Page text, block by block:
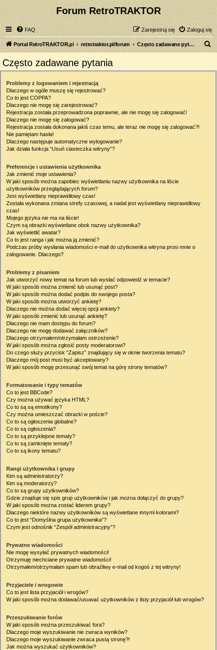
Forum RetroTRAKTOR
FAQ Zaloguj się
Zarejestruj się
Portal RetroTRAKTOR.pl retrotraktor.pl/forum Często zadawane pytania
Często zadawane pytania
Problemy z logowaniem i rejestracją
Dlaczego w ogóle muszę się rejestrować?
Co to jest COPPA?
Dlaczego nie mogę się zarejestrować?
Rejestracja została przeprowadzona poprawnie, ale nie mogę się zalogować!
Dlaczego nie mogę się zalogować?
Rejestracja została dokonana jakiś czas temu, ale teraz nie mogę się zalogować?!
Nie pamiętam hasła!
Dlaczego następuje automatyczne wylogowanie?
Jak działa funkcja “Usuń ciasteczka witryny”?
Preferencje i ustawienia użytkownika
Jak zmienić moje ustawienia?
W jaki sposób można zapobiec wyświetlaniu nazwy użytkownika na liście
użytkowników przeglądających forum?
Jest wyświetlany nieprawidłowy czas!
Została wykonana zmiana strefy czasowej, a nadal jest wyświetlany nieprawidłowy
czas!
Mojego języka nie ma na liście!
Czym są obrazki wyświetlane obok nazwy użytkownika?
Jak wyświetlić awatar?
Co to jest ranga i jak można ją zmienić?
Podczas próby wysłania wiadomości e-mail do użytkownika witryna prosi mnie o
zalogowanie. Dlaczego?
Problemy z pisaniem
Jak utworzyć nowy temat na forum lub wysłać odpowiedź w temacie?
W jaki sposób można zmienić lub usunąć post?
W jaki sposób można dodać podpis do swojego posta?
W jaki sposób można utworzyć ankietę?
Dlaczego nie można dodać więcej opcji ankiety?
W jaki sposób zmienić lub usunąć ankietę?
Dlaczego nie mam dostępu do forum?
Dlaczego nie mogę dodawać załączników?
Dlaczego otrzymałem/otrzymałam ostrzeżenie?
W jaki sposób można zgłosić posty moderatorowi?
Do czego służy przycisk “Zapisz” znajdujący się w oknie tworzenia tematu?
Dlaczego mój post musi być akceptowany?
W jaki sposób mogę przesunąć swój temat na górę strony tematów?
Formatowanie i typy tematów
Co to jest BBCode?
Czy można używać języka HTML?
Co to są są emotikony?
Czy można umieszczać obrazki w poście?
Co to są ogłoszenia globalne?
Co to są ogłoszenia?
Co to są przyklejone tematy?
Co to są zamknięte tematy?
Co to są ikony tematu?
Rangi użytkownika i grupy
Kim są administratorzy?
Kim są moderatorzy?
Co to są grupy użytkowników?
Gdzie znajduje się spis grup użytkowników i jak można dołączyć do grupy?
W jaki sposób można zostać liderem grupy?
Dlaczego niektóre nazwy użytkowników są wyświetlane innymi kolorami?
Co to jest “Domyślna grupa użytkownika”?
Czym jest odnośnik “Zespół administracyjny”?
Prywatne wiadomości
Nie mogę wysyłać prywatnych wiadomości!
Otrzymuję niechciane prywatne wiadomości!
Otrzymałem/otrzymałam spam lub obraźliwy e-mail od kogoś z tej witryny!
Przyjaciele i wrogowie
Co to jest lista przyjaciół i wrogów?
W jaki sposób można dodawać/usuwać użytkowników z listy przyjaciół lub wrogów?
Przeszukiwanie forów
W jaki sposób można przeszukiwać fora?
Dlaczego moje wyszukiwanie nie zwraca wyników?
Dlaczego moje wyszukiwanie zwraca pustą stronę?!
Jak można wyszukać użytkowników?